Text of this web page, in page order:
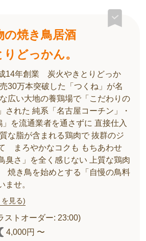
の焼き鳥居酒
どっかん。
14年創業 炭火やきとりどっか
30万本突破した「つくね」が名
広い大地の養鶏場で「こだわりの
された 純系「名古屋コーチン」・
」を流通業者を通さずに 直接仕入
な脂が含まれる鶏肉で 抜群のジ
まろやかなコクも もちあわせ
さ」を全く感じない 上質な鶏肉
焼き鳥を始めとする「自慢の鳥料
ませ。
見る)
ストオーダー: 23:00)
4,000円 〜